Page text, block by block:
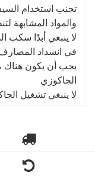
تجنب استخدام
والمواد المشابهة
لا ينبغي أبدًا سكب
في انسداد
يجب أن يكون هناك
الجاكوزي
لا ينبغي تشغيل